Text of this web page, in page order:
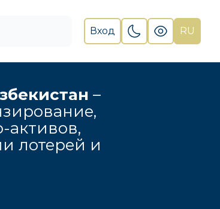
Вход RU
–
активов,
лотерей и